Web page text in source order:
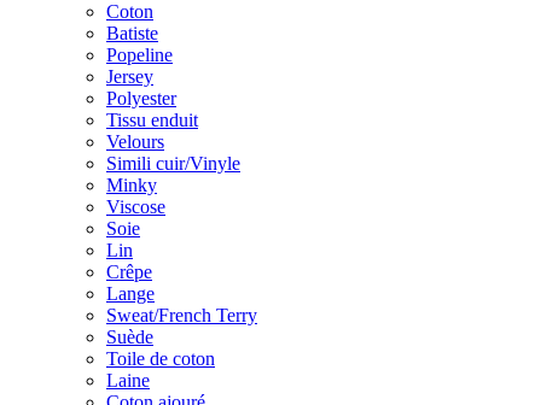
Coton
Batiste
Popeline
Jersey
Polyester
Tissu enduit
Velours
Simili cuir/Vinyle
Minky
Viscose
Soie
Lin
Crêpe
Lange
Sweat/French Terry
Suède
Toile de coton
Laine